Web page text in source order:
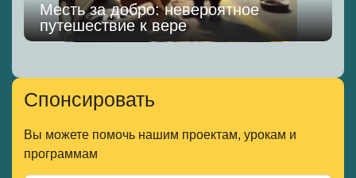
Месть за добро: невероятное
путешествие к вере
Спонсировать
Вы можете помочь нашим проектам, урокам и
программам